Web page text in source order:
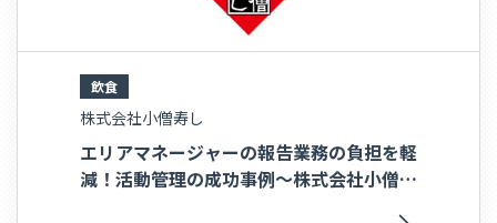
飲食
株式会社小僧寿し
エリアマネージャーの報告業務の負担を軽
減！活動管理の成功事例～株式会社小僧寿